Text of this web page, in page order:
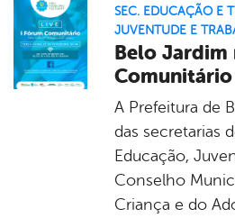
SEC. EDUCAÇÃO E
JUVENTUDE E
Belo Jardim
Comunitário
A Prefeitura de
das secretarias
Educação,
Conselho
Criança e do